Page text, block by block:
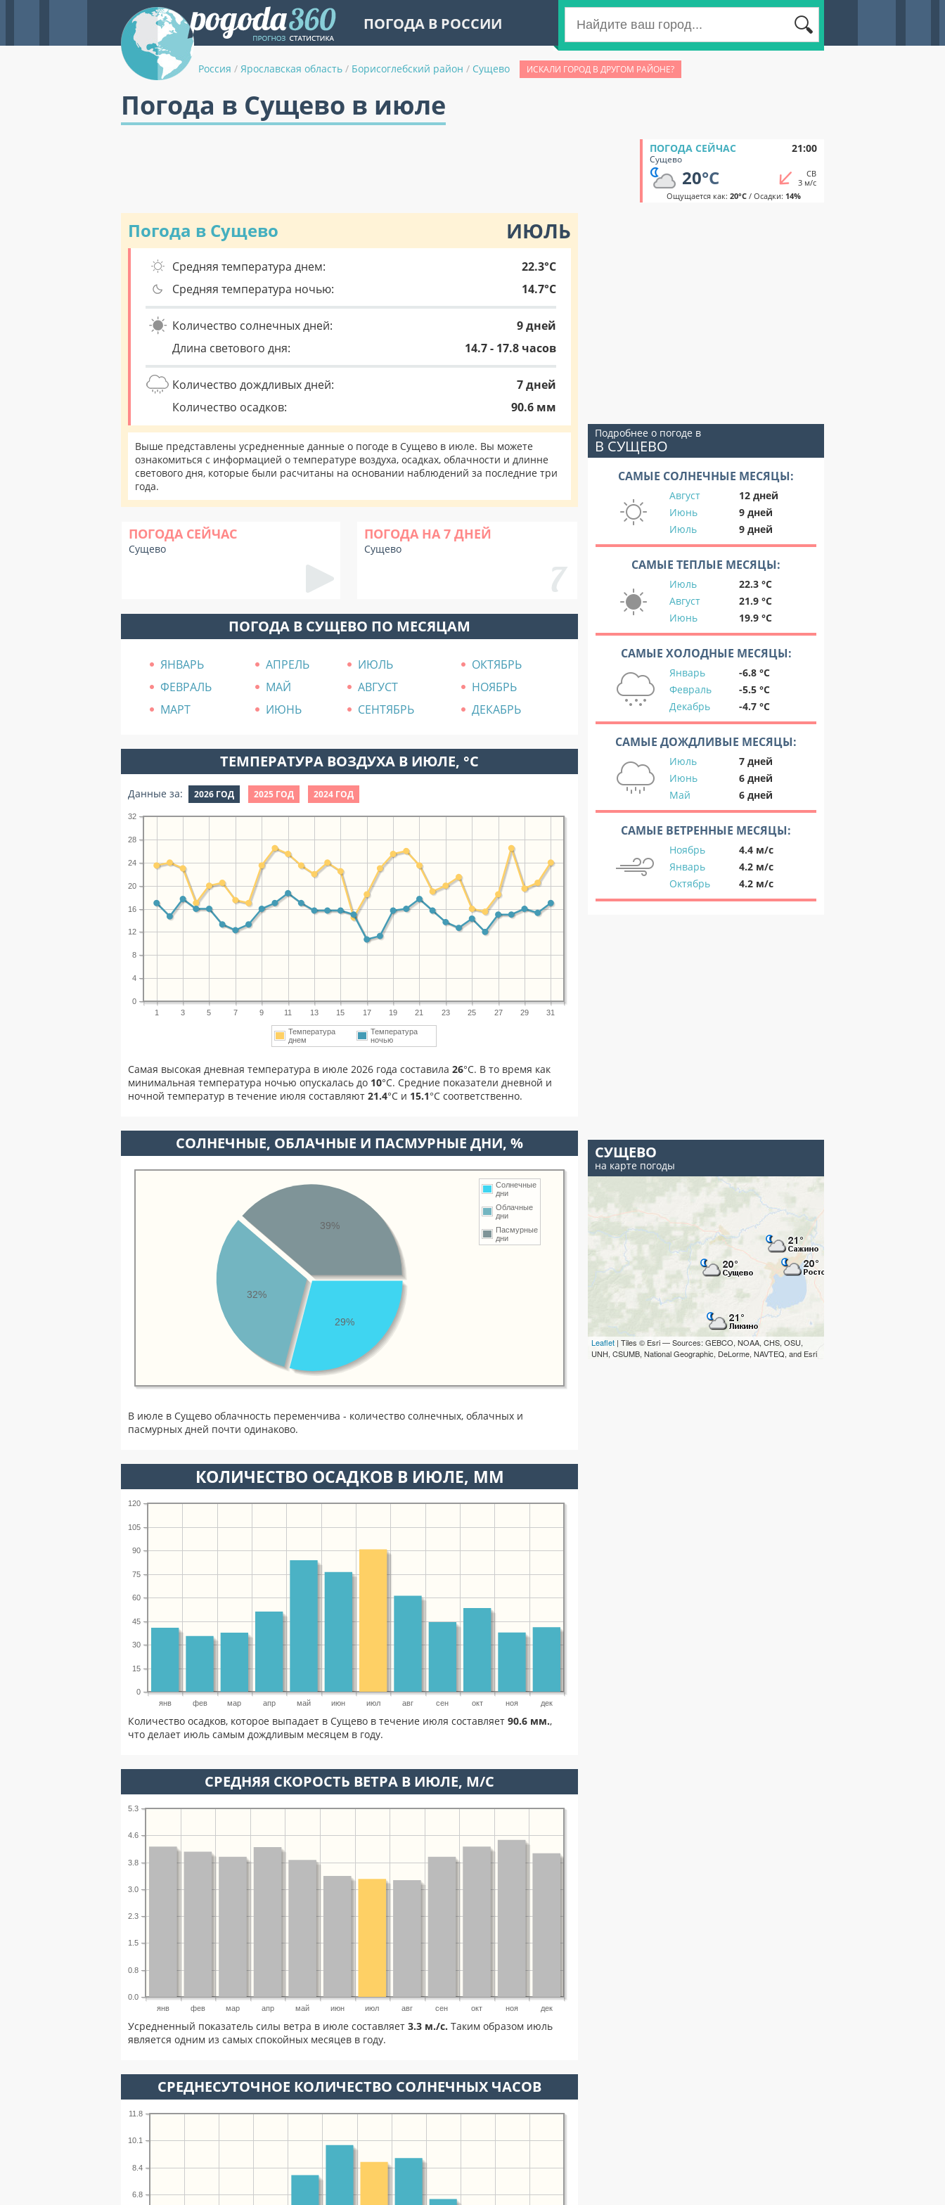
ПОГОДА В РОССИИ
Россия / Ярославская область / Борисоглебский район / Сущево ИСКАЛИ ГОРОД В ДРУГОМ РАЙОНЕ?
Погода в Сущево в июле
ПОГОДА СЕЙЧАС 21:00
Сущево
20°C
СВ
3 м/с
Ощущается как: 20°C/ Осадки: 14%
Погода в Сущево ИЮЛЬ
Средняя температура днем:
22.3°C
Средняя температура ночью:
14.7°C
Количество солнечных дней:
9 дней
Длина светового дня:
14.7 - 17.8 часов
Количество дождливых дней:
7 дней
Количество осадков:
90.6 мм
Выше представлены усредненные данные о погоде в Сущево в июле. Вы можете
ознакомиться с информацией о температуре воздуха, осадках, облачности и длинне
светового дня, которые были расчитаны на основании наблюдений за последние три
года.
ПОГОДА СЕЙЧАС
Сущево
ПОГОДА НА 7 ДНЕЙ
Сущево
ПОГОДА В СУЩЕВО ПО МЕСЯЦАМ
ЯНВАРЬ АПРЕЛЬ ИЮЛЬ
ОКТЯБРЬ
ФЕВРАЛЬ
МАЙ АВГУСТ
НОЯБРЬ
МАРТ
ИЮНЬ СЕНТЯБРЬ ДЕКАБРЬ
ТЕМПЕРАТУРА ВОЗДУХА В ИЮЛЕ, °C
Данные за: 2026 ГОД 2025 ГОД 2024 ГОД
1 3 5 7 9 11 13 15 17 19 21 23 25 27 29 31
0
4
8
12
16
20
24
28
32
Температура
днем
Температура
ночью
Самая высокая дневная температура в июле 2026 года составила 26°С. В то время как
минимальная температура ночью опускалась до 10°C. Средние показатели дневной и
ночной температур в течение июля составляют 21.4°С и 15.1°С соответственно.
CОЛНЕЧНЫЕ, ОБЛАЧНЫЕ И ПАСМУРНЫЕ ДНИ, %
Солнечные
дни
Облачные
дни
Пасмурные
дни
29%
32%
39%
В июле в Сущево облачность переменчива - количество солнечных, облачных и
пасмурных дней почти одинаково.
КОЛИЧЕСТВО ОСАДКОВ В ИЮЛЕ, ММ
янв фев мар апр май июн июл авг сен окт ноя дек
0
15
30
45
60
75
90
105
120
Количество осадков, которое выпадает в Сущево в течение июля составляет 90.6 мм.,
что делает июль самым дождливым месяцем в году.
СРЕДНЯЯ СКОРОСТЬ ВЕТРА В ИЮЛЕ, М/С
янв фев мар апр май июн июл авг сен окт ноя дек
0.0
0.8
1.5
2.3
3.0
3.8
4.6
5.3
Усредненный показатель силы ветра в июле составляет 3.3 м./с. Таким образом июль
является одним из самых спокойных месяцев в году.
СРЕДНЕСУТОЧНОЕ КОЛИЧЕСТВО СОЛНЕЧНЫХ ЧАСОВ
6.8
8.4
10.1
11.8
Подробнее о погоде в
В СУЩЕВО
САМЫЕ СОЛНЕЧНЫЕ МЕСЯЦЫ:
Август
12 дней
Июнь
9 дней
Июль
9 дней
САМЫЕ ТЕПЛЫЕ МЕСЯЦЫ:
Июль
22.3 °C
Август
21.9 °C
Июнь
19.9 °C
САМЫЕ ХОЛОДНЫЕ МЕСЯЦЫ:
Январь
-6.8 °C
Февраль
-5.5 °C
Декабрь
-4.7 °C
САМЫЕ ДОЖДЛИВЫЕ МЕСЯЦЫ:
Июль
7 дней
Июнь
6 дней
Май
6 дней
САМЫЕ ВЕТРЕННЫЕ МЕСЯЦЫ:
Ноябрь
4.4 м/с
Январь
4.2 м/с
Октябрь
4.2 м/с
СУЩЕВО
на карте погоды
Leaflet | Tiles © Esri — Sources: GEBCO, NOAA, CHS, OSU,
UNH, CSUMB, National Geographic, DeLorme, NAVTEQ, and Esri